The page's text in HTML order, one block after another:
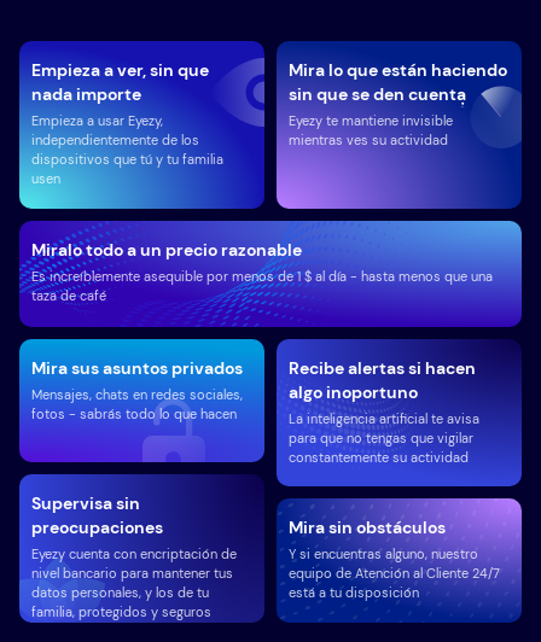
Empieza a ver, sin que
nada importe
Empieza a usar Eyezy,
independientemente de los
dispositivos que tú y tu familia
usen
Mira lo que están haciendo
sin que se den cuenta
Eyezy te mantiene invisible
mientras ves su actividad
Supervisa sin
preocupaciones
Eyezy cuenta con encriptación de
nivel bancario para mantener tus
datos personales, y los de tu
familia, protegidos y seguros
Mira sus asuntos privados
Mensajes, chats en redes sociales,
fotos - sabrás todo lo que hacen
Miralo todo a un precio razonable
Es increíblemente asequible por menos de 1 $ al día - hasta menos que una
taza de café
Recibe alertas si hacen
algo inoportuno
La inteligencia artificial te avisa
para que no tengas que vigilar
constantemente su actividad
Mira sin obstáculos
Y si encuentras alguno, nuestro
equipo de Atención al Cliente 24/7
está a tu disposición